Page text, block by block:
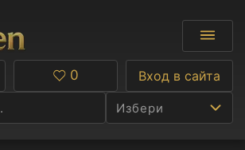
Избери
Любими
0 Вход в сайта